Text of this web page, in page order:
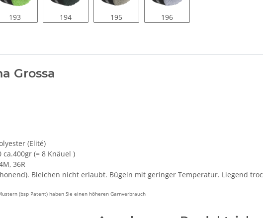
193 194 195 196
Grossa
(Elité)
ca.400gr (= 8 Knäuel )
36R
Bleichen nicht erlaubt. Bügeln mit geringer Temperatur. Liegend
(bsp Patent) haben Sie einen höheren Garnverbrauch